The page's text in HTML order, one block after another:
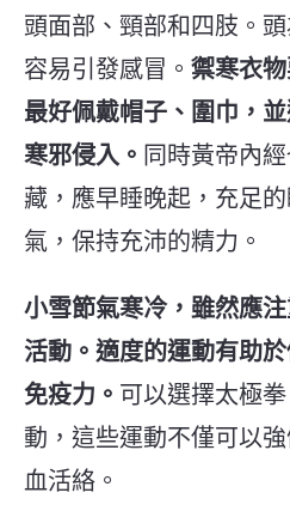
頭面部、頸部和四肢。
容易引發感冒。 禦寒衣
最好佩戴帽子、圍巾，
寒邪侵入。 同時黃帝內
藏，應早睡晚起，充足
氣，保持充沛的精力。
小雪節氣寒冷，雖然應
活動。適度的運動有助
免疫力。 可以選擇太極
動，這些運動不僅可以
血活絡。